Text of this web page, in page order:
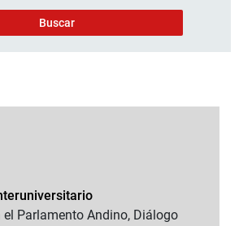
el Parlamento Andino, Diálogo